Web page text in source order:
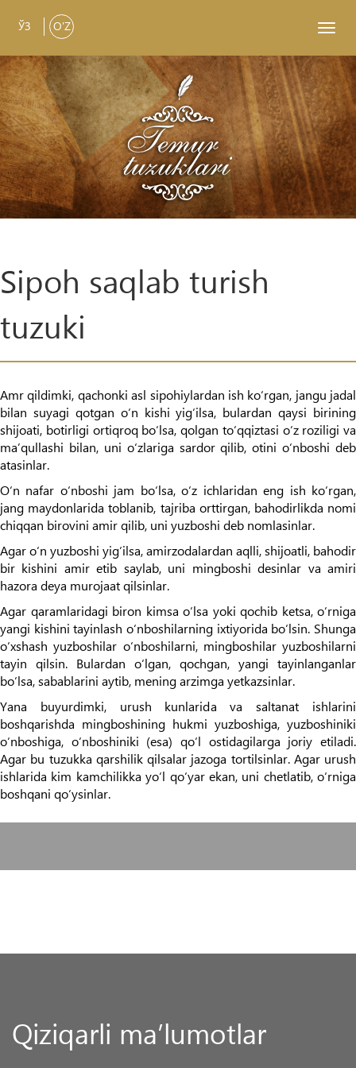
ЎЗ O'Z
Sipoh saqlab turish
tuzuki
Amr qildimki, qachonki asl sipohiylardan ish ko‘rgan, jangu jadal
bilan suyagi qotgan o‘n kishi yig‘ilsa, bulardan qaysi birining
shijoati, botirligi ortiqroq bo‘lsa, qolgan to‘qqiztasi o‘z roziligi va
ma’qullashi bilan, uni o‘zlariga sardor qilib, otini o‘nboshi deb
atasinlar.
O‘n nafar o‘nboshi jam bo‘lsa, o‘z ichlaridan eng ish ko‘rgan,
jang maydonlarida toblanib, tajriba orttirgan, bahodirlikda nomi
chiqqan birovini amir qilib, uni yuzboshi deb nomlasinlar.
Agar o‘n yuzboshi yig‘ilsa, amirzodalardan aqlli, shijoatli, bahodir
bir kishini amir etib saylab, uni mingboshi desinlar va amiri
hazora deya murojaat qilsinlar.
Agar qaramlaridagi biron kimsa o‘lsa yoki qochib ketsa, o‘rniga
yangi kishini tayinlash o‘nboshilarning ixtiyorida bo‘lsin. Shunga
o‘xshash yuzboshilar o‘nboshilarni, mingboshilar yuzboshilarni
tayin qilsin. Bulardan o‘lgan, qochgan, yangi tayinlanganlar
bo‘lsa, sabablarini aytib, mening arzimga yetkazsinlar.
Yana buyurdimki, urush kunlarida va saltanat ishlarini
boshqarishda mingboshining hukmi yuzboshiga, yuzboshiniki
o‘nboshiga, o‘nboshiniki (esa) qo‘l ostidagilarga joriy etiladi.
Agar bu tuzukka qarshilik qilsalar jazoga tortilsinlar. Agar urush
ishlarida kim kamchilikka yo‘l qo‘yar ekan, uni chetlatib, o‘rniga
boshqani qo‘ysinlar.
Qiziqarli ma’lumotlar